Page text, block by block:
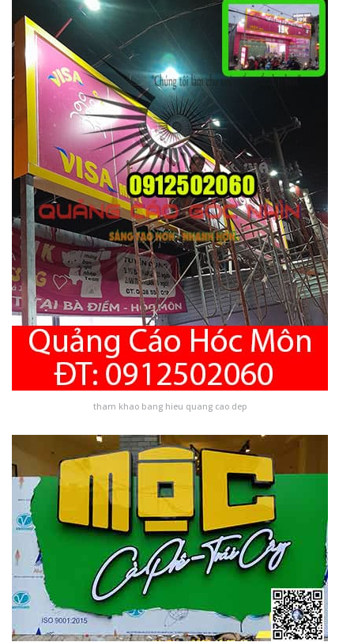
tham khao bang hieu quang cao dep